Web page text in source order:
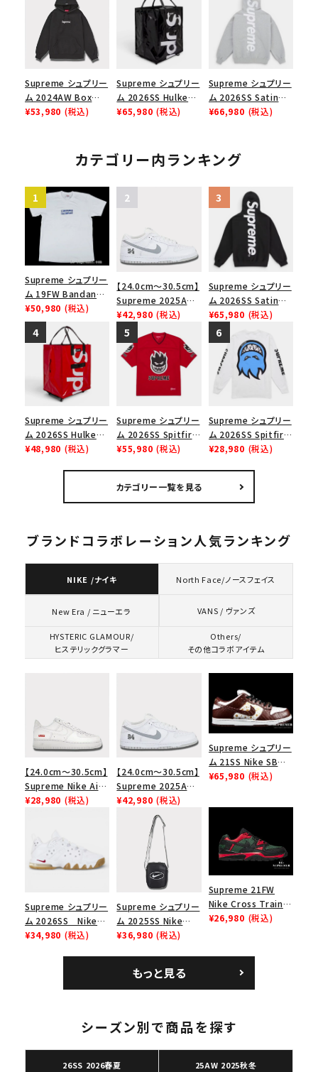
メゾンマルジェラボッ
クスロゴTシャツ ホ
ワイト 白
Low AF1 シュプリー
ムグッドイナフ ナイキ
エアフォース１スニー
カー シューズ ホワイ
Supreme シュプリー
ム 2024AW Box
Logo Hooded
¥53,980 (税込)
Supreme シュプリー
ム 2026SS Hulken
Rolling Tote
ブラック
¥65,980 (税込)
Supreme シュプリー
ム 2026SS Satin
Applique Hooded
スウェットパーカー ヘ
ザーグレー
¥66,980 (税込)
カテゴリー内ランキング
Supreme シュプリー
ム 19FW Bandana
Box Logo Tee バン
ダナボックスロゴTシ
ャツ ホワイト
¥50,980 (税込)
【24.0cm～30.5cm】
Supreme 2025AW
Nike SB Dunk Low
ナイキ SB ダンク ロ
ー スニーカー ホワイ
ト
¥42,980 (税込)
Supreme シュプリー
ム 2026SS Satin
Applique Hooded
Sweatshirt サテン
アップリケ フーデッド
スウェットパーカー ブ
ラック
¥65,980 (税込)
Supreme シュプリー
ム 2026SS Hulken
Rolling Tote
¥48,980 (税込)
Supreme シュプリー
ム 2026SS Spitfire
Football Jersey
レッド
¥55,980 (税込)
Supreme シュプリー
ム 2026SS Spitfire
L/S Tee スピットファ
¥28,980 (税込)
カテゴリー一覧を見る
ブランドコラボレーション人気ランキング
NIKE /ナイキ North Face/ノースフェイス
New Era / ニューエラ VANS / ヴァンズ
HYSTERIC GLAMOUR/
ヒステリックグラマー
Others/
その他コラボアイテム
【24.0cm～30.5cm】
Supreme Nike Air
Force 1 Low シュプ
ューズ ホワイト
¥28,980 (税込)
【24.0cm～30.5cm】
Supreme 2025AW
Nike SB Dunk Low
ナイキ SB ダンク ロ
ー スニーカー ホワイ
¥42,980 (税込)
Supreme シュプリー
ム 21SS Nike SB
Dunk Low ナイキSB
ー ブラウン
¥65,980 (税込)
Supreme シュプリー
ム 2026SS Nike
SB Air Max 2 CB 94
¥34,980 (税込)
Supreme シュプリー
ム 2025SS Nike
Leather Shoulder
ク 黒
¥36,980 (税込)
Supreme 21FW
Nike Cross Trainer
Low ナイキクロスト
¥26,980 (税込)
もっと見る
シーズン別で商品を探す
26SS 2026春夏 25AW 2025秋冬